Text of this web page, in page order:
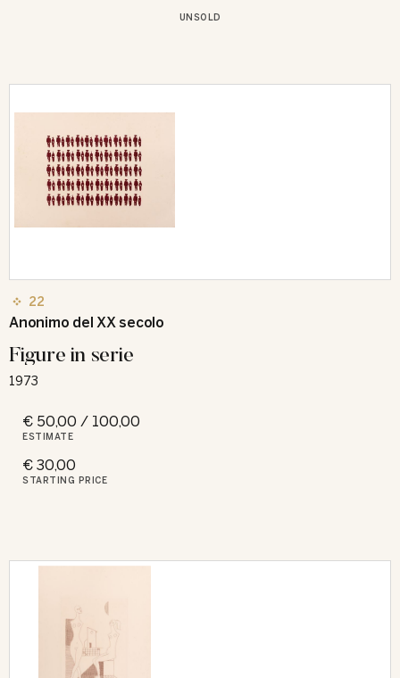
UNSOLD
22
Anonimo del XX secolo
Figure in serie
1973
€ 50,00 / 100,00
ESTIMATE
€ 30,00
STARTING PRICE